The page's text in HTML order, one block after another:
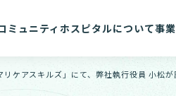
ミュニティホスピタルについて事
事業承継支援
コンサルティン
ケアスキルズ」にて、弊社執行役員 小松が